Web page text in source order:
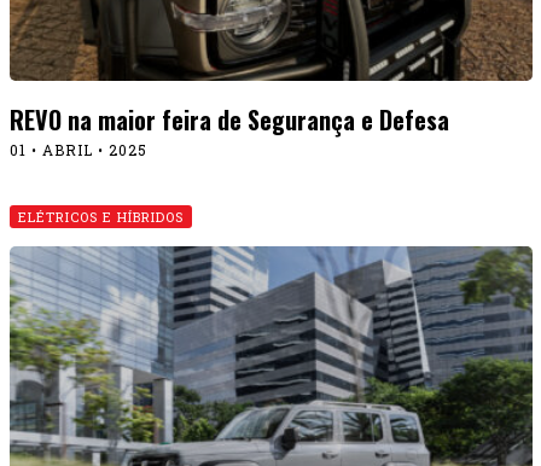
REVO na maior feira de Segurança e Defesa
01 • ABRIL • 2025
ELÉTRICOS E HÍBRIDOS